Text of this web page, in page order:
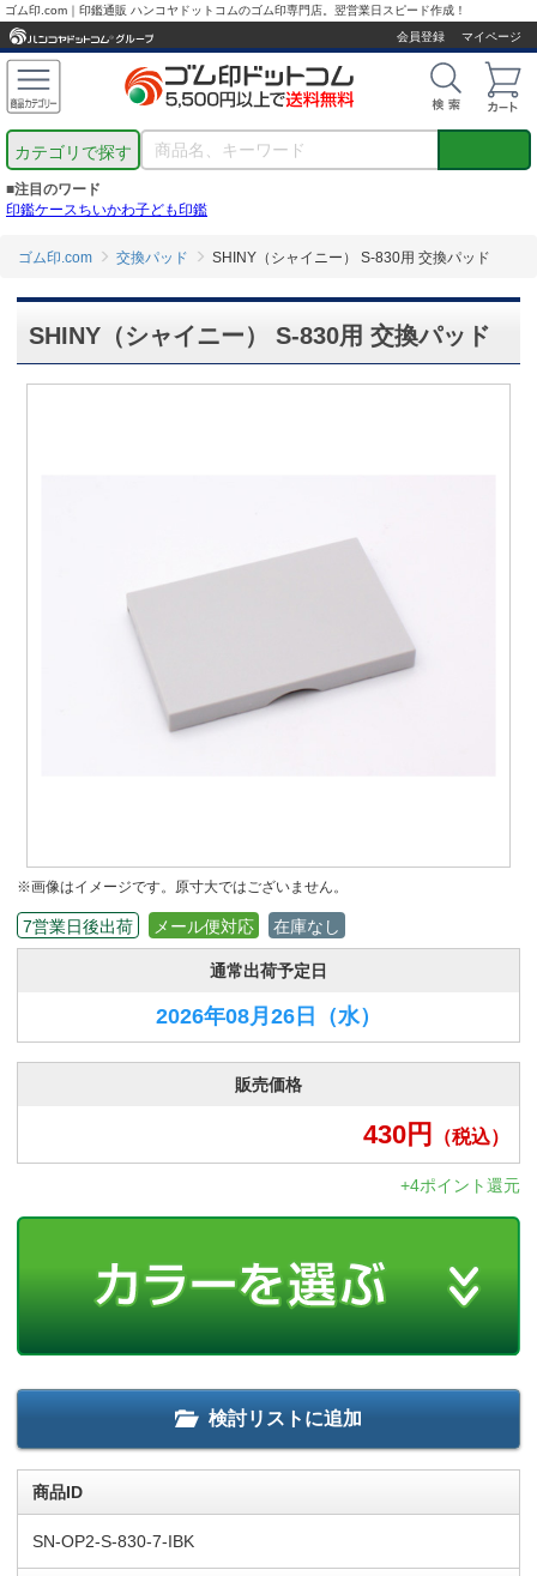
ゴム印.com｜印鑑通販 ハンコヤドットコムのゴム印専門店。翌営業日スピード作成！
会員登録
マイページ
カテゴリで探す
■注目のワード
印鑑ケースちいかわ子ども印鑑
ゴム印.com 交換パッド SHINY（シャイニー） S-830用 交換パッド
SHINY（シャイニー） S-830用 交換パッド
※画像はイメージです。原寸大ではございません。
7営業日後出荷 メール便対応 在庫なし
通常出荷予定日
2026年08月26日 （水）
販売価格
430円 （税込）
+4ポイント還元
検討リストに追加
商品ID
SN-OP2-S-830-7-IBK